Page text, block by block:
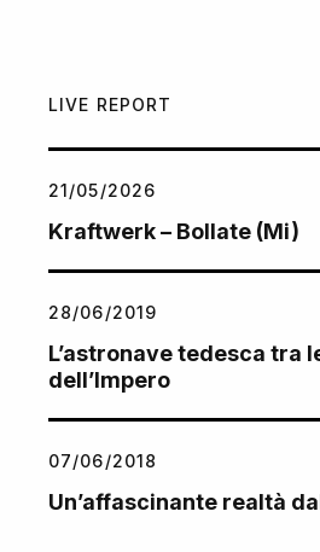
LIVE REPORT
21/05/2026
Kraftwerk – Bollate (Mi)
28/06/2019
L’astronave tedesca tra
dell’Impero
07/06/2018
Un’affascinante realtà